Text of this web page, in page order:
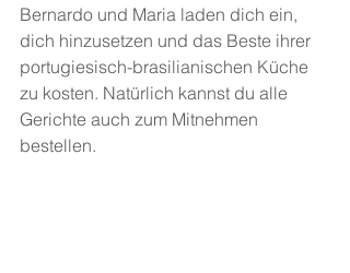
Bernardo und Maria laden dich ein,
dich hinzusetzen und das Beste ihrer
portugiesisch-brasilianischen Küche
zu kosten. Natürlich kannst du alle
Gerichte auch zum Mitnehmen
bestellen.